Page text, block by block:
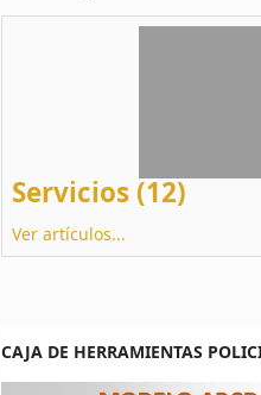
Servicios (12)
Ver artículos...
CAJA DE HERRAMIENTAS